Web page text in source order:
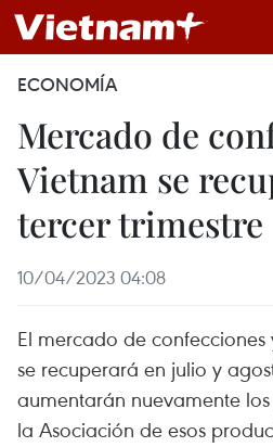
ECONOMÍA
Mercado de
Vietnam se
tercer trimestre
10/04/2023 04:08
El mercado de confecciones
se recuperará en julio y
aumentarán nuevamente
la Asociación de esos